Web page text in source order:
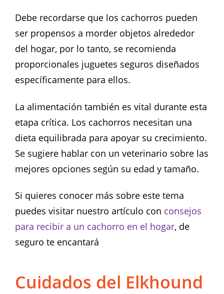
Debe recordarse que los cachorros pueden
ser propensos a morder objetos alrededor
del hogar, por lo tanto, se recomienda
proporcionales juguetes seguros diseñados
específicamente para ellos.
La alimentación también es vital durante esta
etapa crítica. Los cachorros necesitan una
dieta equilibrada para apoyar su crecimiento.
Se sugiere hablar con un veterinario sobre las
mejores opciones según su edad y tamaño.
Si quieres conocer más sobre este tema
puedes visitar nuestro artículo con consejos
para recibir a un cachorro en el hogar, de
seguro te encantará
Cuidados del Elkhound